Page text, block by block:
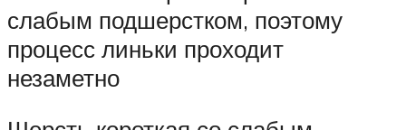
слабым подшерстком, поэтому
процесс линьки проходит
незаметно